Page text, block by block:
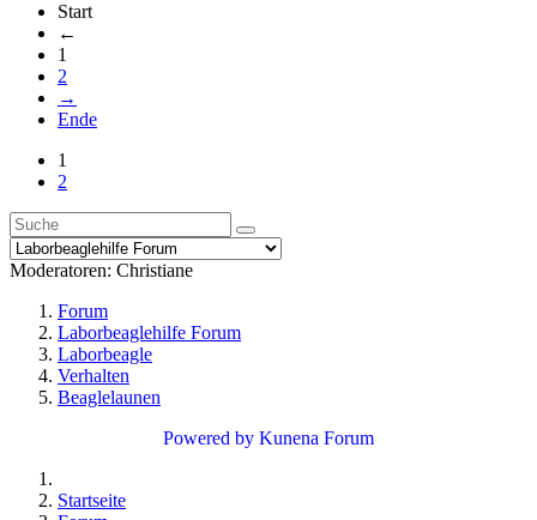
Start
←
1
2
→
Ende
1
2
Moderatoren: Christiane
Forum
Laborbeaglehilfe Forum
Laborbeagle
Verhalten
Beaglelaunen
Powered by Kunena Forum
Startseite